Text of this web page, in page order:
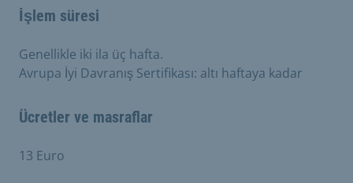
İşlem süresi
Genellikle iki ila üç hafta.
Avrupa İyi Davranış Sertifikası: altı haftaya kadar
Ücretler ve masraflar
13 Euro